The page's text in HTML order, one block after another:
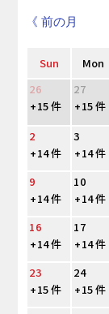
《 前の月
Sun Mon
26
27
+15 件
+15 件
2
3
+14 件
+14 件
9
10
+14 件
+14 件
16
17
+14 件
+14 件
23
24
+15 件
+15 件